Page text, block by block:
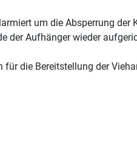
um die Absperrung
der Aufhänger wieder
die Bereitstellung der